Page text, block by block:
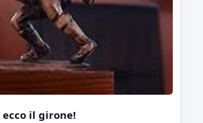
il girone!